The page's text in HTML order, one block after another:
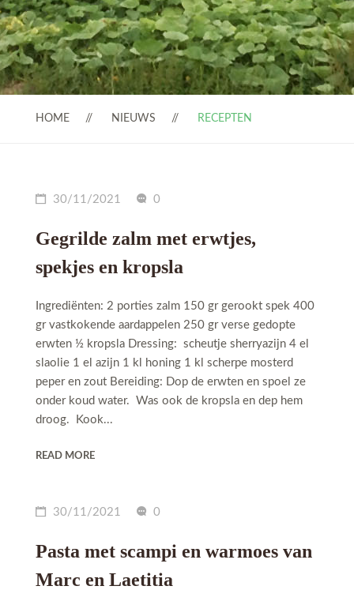
HOME NIEUWS RECEPTEN
30/11/2021 0
Gegrilde zalm met erwtjes,
spekjes en kropsla
Ingrediënten: 2 porties zalm 150 gr gerookt spek 400
gr vastkokende aardappelen 250 gr verse gedopte
erwten ½ kropsla Dressing: scheutje sherryazijn 4 el
slaolie 1 el azijn 1 kl honing 1 kl scherpe mosterd
peper en zout Bereiding: Dop de erwten en spoel ze
onder koud water. Was ook de kropsla en dep hem
droog. Kook...
READ MORE
30/11/2021 0
Pasta met scampi en warmoes van
Marc en Laetitia